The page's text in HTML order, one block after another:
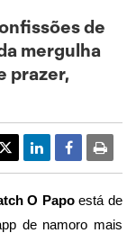
de
mergulha
prazer,
O Papoestá de
de namoro mais